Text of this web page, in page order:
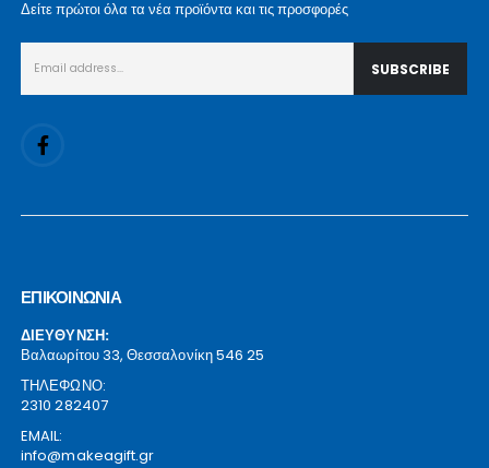
Δείτε πρώτοι όλα τα νέα προϊόντα και τις προσφορές
ΕΠΙΚΟΙΝΩΝΙΑ
ΔΙΕΥΘΥΝΣΗ:
Βαλαωρίτου 33, Θεσσαλονίκη 546 25
ΤΗΛΕΦΩΝΟ:
2310 282407
EMAIL:
info@makeagift.gr